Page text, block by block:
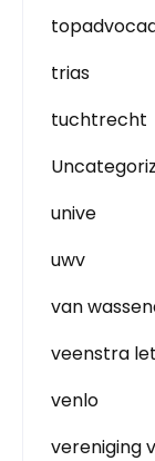
trias
tuchtrecht
unive
uwv
van
veenstra
venlo
vereniging